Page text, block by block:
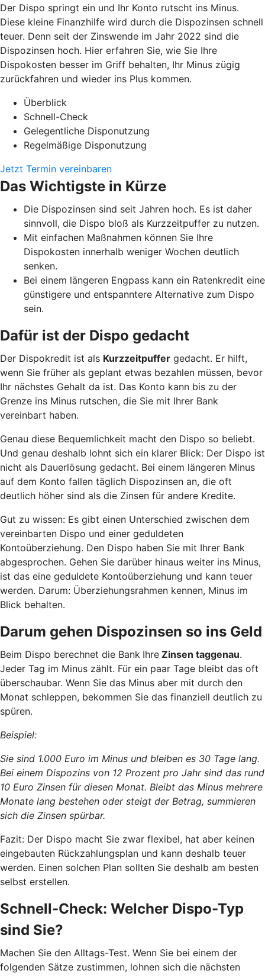
Der Dispo springt ein und Ihr Konto rutscht ins Minus.
Diese kleine Finanzhilfe wird durch die Dispozinsen schnell
teuer. Denn seit der Zinswende im Jahr 2022 sind die
Dispozinsen hoch. Hier erfahren Sie, wie Sie Ihre
Dispokosten besser im Griff behalten, Ihr Minus zügig
zurückfahren und wieder ins Plus kommen.
Überblick
Schnell-Check
Gelegentliche Disponutzung
Regelmäßige Disponutzung
Jetzt Termin vereinbaren
Das Wichtigste in Kürze
Die Dispozinsen sind seit Jahren hoch. Es ist daher
sinnvoll, die Dispo bloß als Kurzzeitpuffer zu nutzen.
Mit einfachen Maßnahmen können Sie Ihre
Dispokosten innerhalb weniger Wochen deutlich
senken.
Bei einem längeren Engpass kann ein Ratenkredit eine
günstigere und entspanntere Alternative zum Dispo
sein.
Dafür ist der Dispo gedacht
Der Dispokredit ist als Kurzzeitpuffer gedacht. Er hilft,
wenn Sie früher als geplant etwas bezahlen müssen, bevor
Ihr nächstes Gehalt da ist. Das Konto kann bis zu der
Grenze ins Minus rutschen, die Sie mit Ihrer Bank
vereinbart haben.
Genau diese Bequemlichkeit macht den Dispo so beliebt.
Und genau deshalb lohnt sich ein klarer Blick: Der Dispo ist
nicht als Dauerlösung gedacht. Bei einem längeren Minus
auf dem Konto fallen täglich Dispozinsen an, die oft
deutlich höher sind als die Zinsen für andere Kredite.
Gut zu wissen: Es gibt einen Unterschied zwischen dem
vereinbarten Dispo und einer geduldeten
Kontoüberziehung. Den Dispo haben Sie mit Ihrer Bank
abgesprochen. Gehen Sie darüber hinaus weiter ins Minus,
ist das eine geduldete Kontoüberziehung und kann teuer
werden. Darum: Überziehungsrahmen kennen, Minus im
Blick behalten.
Darum gehen Dispozinsen so ins Geld
Beim Dispo berechnet die Bank Ihre Zinsen taggenau.
Jeder Tag im Minus zählt. Für ein paar Tage bleibt das oft
überschaubar. Wenn Sie das Minus aber mit durch den
Monat schleppen, bekommen Sie das finanziell deutlich zu
spüren.
Beispiel:
Sie sind 1.000 Euro im Minus und bleiben es 30 Tage lang.
Bei einem Dispozins von 12 Prozent pro Jahr sind das rund
10 Euro Zinsen für diesen Monat. Bleibt das Minus mehrere
Monate lang bestehen oder steigt der Betrag, summieren
sich die Zinsen spürbar.
Fazit: Der Dispo macht Sie zwar flexibel, hat aber keinen
eingebauten Rückzahlungsplan und kann deshalb teuer
werden. Einen solchen Plan sollten Sie deshalb am besten
selbst erstellen.
Schnell-Check: Welcher Dispo-Typ
sind Sie?
Machen Sie den Alltags-Test. Wenn Sie bei einem der
folgenden Sätze zustimmen, lohnen sich die nächsten